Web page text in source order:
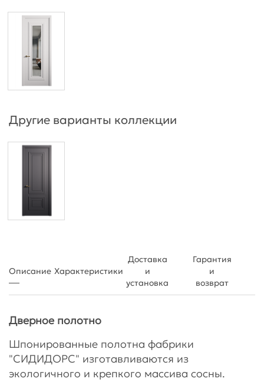
Другие варианты коллекции
Описание Характеристики
Доставка
и
установка
Гарантия
и
возврат
Дверное полотно
Шпонированные полотна фабрики
"СИДИДОРС" изготавливаются из
экологичного и крепкого массива сосны.